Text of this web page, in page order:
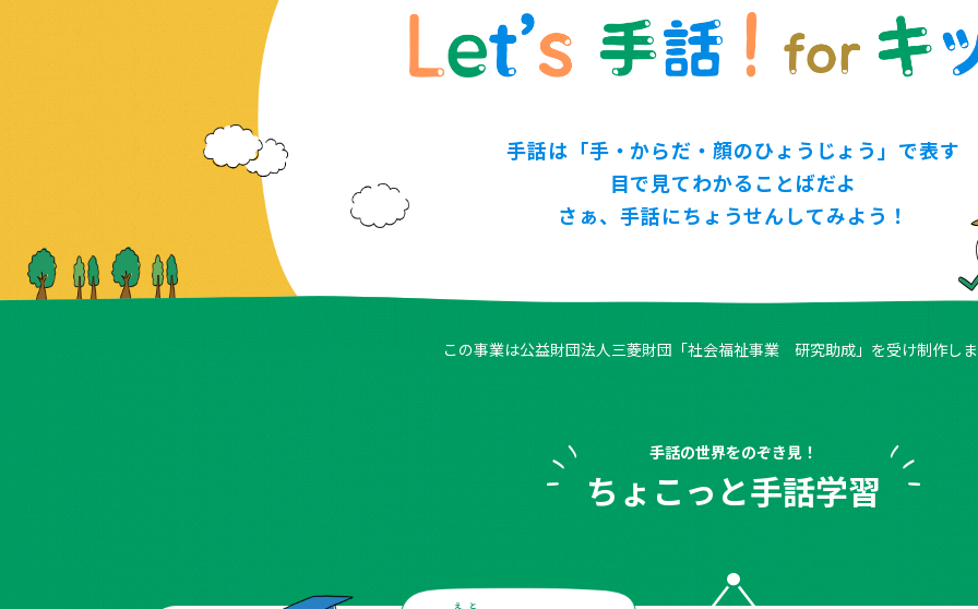
手話は「手・からだ・顔のひょうじょう」で表す
目で見てわかることばだよ
さぁ、手話にちょうせんしてみよう！
この事業は公益財団法人三菱財団 「社会福祉事業 研究助成」 を受け制作し
手話の世界をのぞき見！
ちょこっと手話学習
えと